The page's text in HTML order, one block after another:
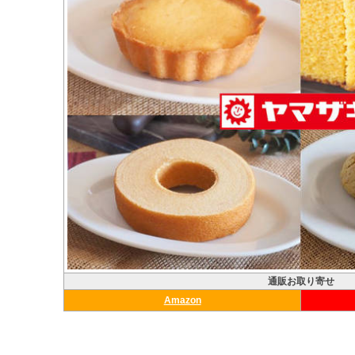
通販お取り寄せ
Amazon